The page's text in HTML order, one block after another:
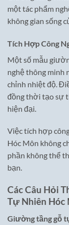
một tác phẩm
không gian sống
Tích Hợp Công
Một số mẫu
nghệ thông minh
chỉnh nhiệt độ.
đồng thời tạo sự
hiện đại.
Việc tích hợp
Hóc Môn không
phần không thể
bạn.
Các Câu Hỏi
Tự Nhiên Hóc
Giường tầng gỗ